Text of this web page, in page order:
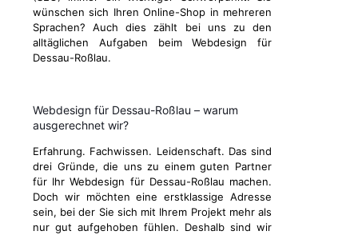
wünschen sich Ihren Online-Shop in mehreren
Sprachen? Auch dies zählt bei uns zu den
alltäglichen Aufgaben beim Webdesign für
Dessau-Roßlau.
Webdesign für Dessau-Roßlau – warum
ausgerechnet wir?
Erfahrung. Fachwissen. Leidenschaft. Das sind
drei Gründe, die uns zu einem guten Partner
für Ihr Webdesign für Dessau-Roßlau machen.
Doch wir möchten eine erstklassige Adresse
sein, bei der Sie sich mit Ihrem Projekt mehr als
nur gut aufgehoben fühlen. Deshalb sind wir